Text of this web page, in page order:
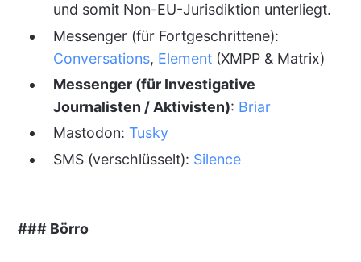
und somit Non-EU-Jurisdiktion unterliegt.
Messenger (für Fortgeschrittene):
Conversations, Element(XMPP & Matrix)
Messenger (für Investigative
Journalisten / Aktivisten): Briar
Mastodon: Tusky
SMS (verschlüsselt): Silence
### Börro